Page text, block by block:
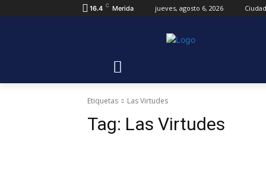
16.4 C Merida jueves, agosto 6, 2026 Ciudad
Etiquetas Las Virtudes
Tag: Las Virtudes